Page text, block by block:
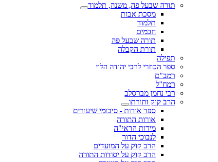
תורה שבעל פה, משנה, תלמוד
מסכת אבות
תלמוד
חכמים
תורה שבעל פה
תורת הקבלה
תפילה
ספר הכוזרי לרבי יהודה הלוי
רמב"ם
רמח"ל
רבי נחמן מברסלב
הרב קוק ותורתו
ספר אורות - סיכומי שיעורים
אורות התורה
מידות הראי"ה
לנבוכי הדור
הרב קוק על המועדים
הרב קוק על יסודות התורה